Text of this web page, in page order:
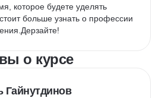
которое будете уделять
больше узнать о профессии
о курсе
Гайнутдинов